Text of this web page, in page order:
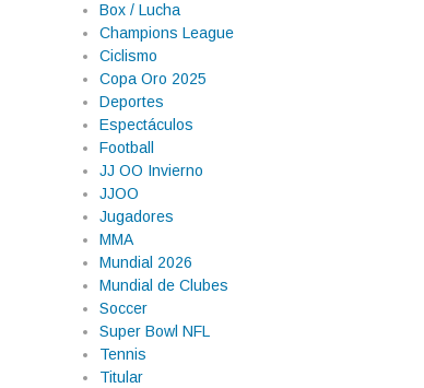
Box / Lucha
Champions League
Ciclismo
Copa Oro 2025
Deportes
Espectáculos
Football
JJ OO Invierno
JJOO
Jugadores
MMA
Mundial 2026
Mundial de Clubes
Soccer
Super Bowl NFL
Tennis
Titular